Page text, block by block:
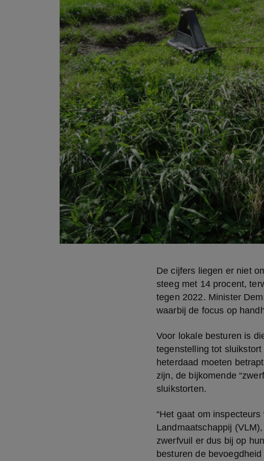
De cijfers liegen er niet
steeg met 14 procent,
tegen 2022. Minister
waarbij de focus op
Voor lokale besturen is
tegenstelling tot
heterdaad moeten
zijn, de bijkomende
sluikstorten.
“Het gaat om
Landmaatschappij
zwerfvuil er dus bij op
besturen de